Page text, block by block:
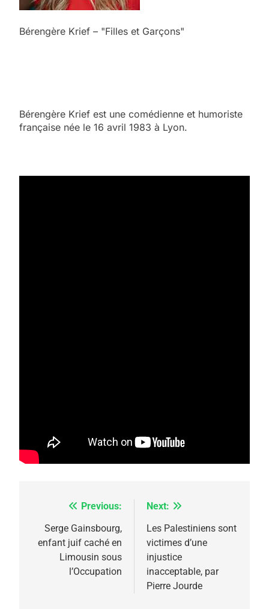
Bérengère Krief – "Filles et Garçons"
Bérengère Krief est une comédienne et humoriste
française née le 16 avril 1983 à Lyon.
Navigation
de
l’article
Previous:
Serge Gainsbourg,
enfant juif caché en
Limousin sous
l’Occupation
Next:
Les Palestiniens sont
victimes d’une
injustice
inacceptable, par
Pierre Jourde
2025, l’année la plus
meurtrière selon le
l’antisémitisme
FIÈRE, DIGNE ET RÉSILIENTE :
POURQUOI JE REVENDIQUE
MA JUDAÏTE par Thérèse
Zrihen-Dvir
ISRAÉL JUDAISME